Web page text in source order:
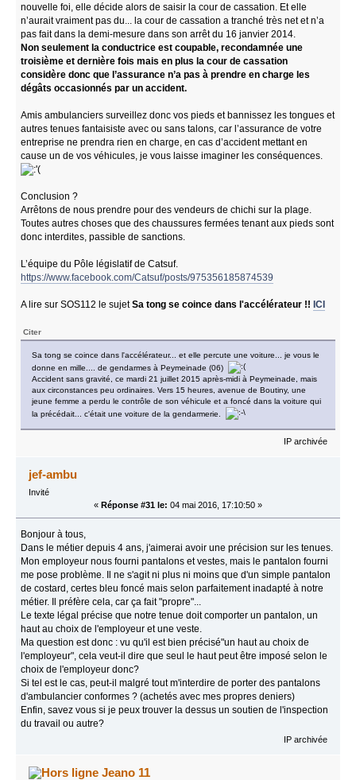
nouvelle foi, elle décide alors de saisir la cour de cassation. Et elle
n’aurait vraiment pas du... la cour de cassation a tranché très net et n’a
pas fait dans la demi-mesure dans son arrêt du 16 janvier 2014.
Non seulement la conductrice est coupable, recondamnée une
troisième et dernière fois mais en plus la cour de cassation
considère donc que l’assurance n’a pas à prendre en charge les
dégâts occasionnés par un accident.
Amis ambulanciers surveillez donc vos pieds et bannissez les tongues et
autres tenues fantaisiste avec ou sans talons, car l’assurance de votre
entreprise ne prendra rien en charge, en cas d’accident mettant en
cause un de vos véhicules, je vous laisse imaginer les conséquences.
Conclusion ?
Arrêtons de nous prendre pour des vendeurs de chichi sur la plage.
Toutes autres choses que des chaussures fermées tenant aux pieds sont
donc interdites, passible de sanctions.
L’équipe du Pôle législatif de Catsuf.
https://www.facebook.com/Catsuf/posts/975356185874539
A lire sur SOS112 le sujetSa tong se coince dans l'accélérateur !! ICI
Citer
Sa tong se coince dans l'accélérateur... et elle percute une voiture... je vous le
donne en mille.... de gendarmes à Peymeinade (06)
Accident sans gravité, ce mardi 21 juillet 2015 après-midi à Peymeinade, mais
aux circonstances peu ordinaires. Vers 15 heures, avenue de Boutiny, une
jeune femme a perdu le contrôle de son véhicule et a foncé dans la voiture qui
la précédait... c'était une voiture de la gendarmerie.
IP archivée
jef-ambu
Invité
« Réponse #31 le: 04 mai 2016, 17:10:50 »
Bonjour à tous,
Dans le métier depuis 4 ans, j'aimerai avoir une précision sur les tenues.
Mon employeur nous fourni pantalons et vestes, mais le pantalon fourni
me pose problème. Il ne s'agit ni plus ni moins que d'un simple pantalon
de costard, certes bleu foncé mais selon parfaitement inadapté à notre
métier. Il préfère cela, car ça fait "propre"...
Le texte légal précise que notre tenue doit comporter un pantalon, un
haut au choix de l'employeur et une veste.
Ma question est donc : vu qu'il est bien précisé"un haut au choix de
l'employeur", cela veut-il dire que seul le haut peut être imposé selon le
choix de l'employeur donc?
Si tel est le cas, peut-il malgré tout m'interdire de porter des pantalons
d'ambulancier conformes ? (achetés avec mes propres deniers)
Enfin, savez vous si je peux trouver la dessus un soutien de l'inspection
du travail ou autre?
IP archivée
Jeano 11